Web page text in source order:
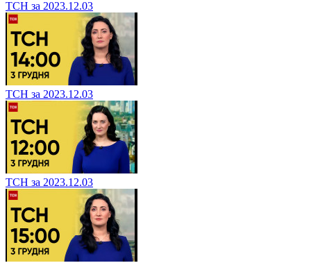
ТСН за 2023.12.03
ТСН за 2023.12.03
ТСН за 2023.12.03